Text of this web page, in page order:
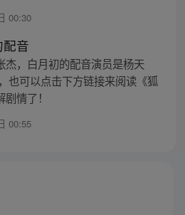
00:30
音
杰，白月初的配音演员是杨天
也可以点击下方链接来阅读《狐
情了！
00:55